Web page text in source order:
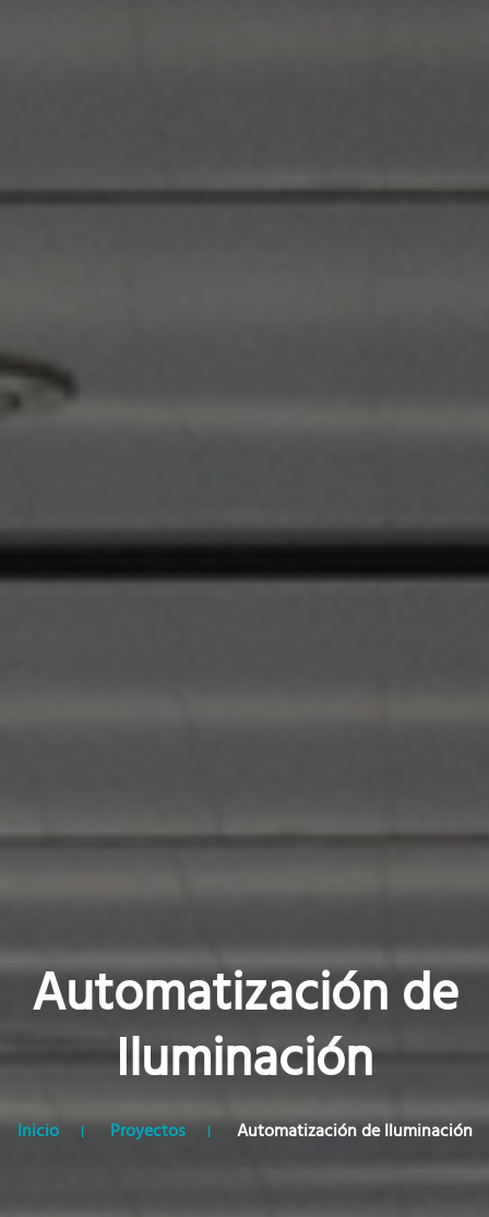
Automatización de
Iluminación
Inicio Proyectos Automatización de Iluminación